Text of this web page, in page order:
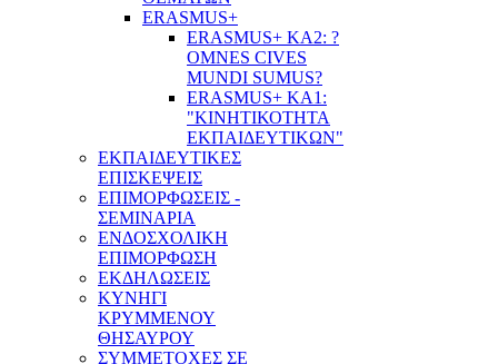
ERASMUS+
ERASMUS+ KA2: ?
OMNES CIVES
MUNDI SUMUS?
ERASMUS+ KA1:
"ΚΙΝΗΤΙΚΟΤΗΤΑ
ΕΚΠΑΙΔΕΥΤΙΚΩΝ"
ΕΚΠΑΙΔΕΥΤΙΚΕΣ
ΕΠΙΣΚΕΨΕΙΣ
ΕΠΙΜΟΡΦΩΣΕΙΣ -
ΣΕΜΙΝΑΡΙΑ
ΕΝΔΟΣΧΟΛΙΚΗ
ΕΠΙΜΟΡΦΩΣΗ
ΕΚΔΗΛΩΣΕΙΣ
ΚΥΝΗΓΙ
ΚΡΥΜΜΕΝΟΥ
ΘΗΣΑΥΡΟΥ
ΣΥΜΜΕΤΟΧΕΣ ΣΕ